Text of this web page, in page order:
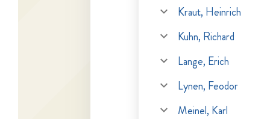
Kraut, Heinrich
Kuhn, Richard
Lange, Erich
Lynen, Feodor
Meinel, Karl